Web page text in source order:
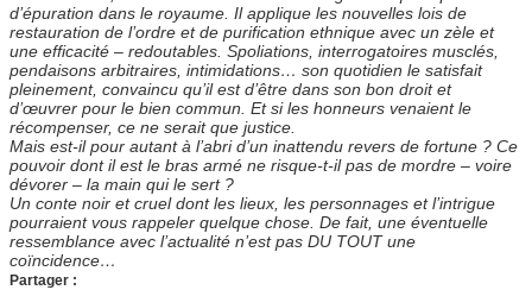
d’épuration dans le royaume. Il applique les nouvelles lois de
restauration de l’ordre et de purification ethnique avec un zèle et
une efficacité – redoutables. Spoliations, interrogatoires musclés,
pendaisons arbitraires, intimidations… son quotidien le satisfait
pleinement, convaincu qu’il est d’être dans son bon droit et
d’œuvrer pour le bien commun. Et si les honneurs venaient le
récompenser, ce ne serait que justice.
Mais est-il pour autant à l’abri d’un inattendu revers de fortune ? Ce
pouvoir dont il est le bras armé ne risque-t-il pas de mordre – voire
dévorer – la main qui le sert ?
Un conte noir et cruel dont les lieux, les personnages et l’intrigue
pourraient vous rappeler quelque chose. De fait, une éventuelle
ressemblance avec l’actualité n’est pas DU TOUT une
coïncidence…
Partager :